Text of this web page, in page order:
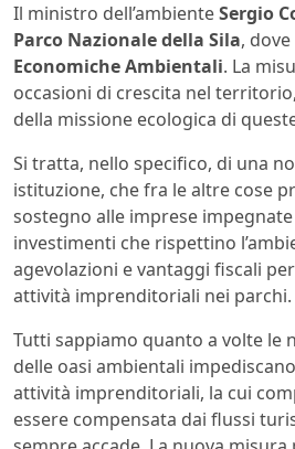
Il ministro dell’ambienteSergio
Parco Nazionale della Sila,
Economiche Ambientali. La
occasioni di crescita nel
della missione ecologica di
Si tratta, nello specifico, di una
istituzione, che fra le altre cose
sostegno alle imprese
investimenti che rispettino
agevolazioni e vantaggi fiscali
attività imprenditoriali nei parchi.
Tutti sappiamo quanto a volte le
delle oasi ambientali
attività imprenditoriali, la cui
essere compensata dai flussi